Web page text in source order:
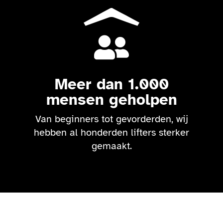

Meer dan 1.000
mensen geholpen
Van beginners tot gevorderden, wij
hebben al honderden lifters sterker
gemaakt.